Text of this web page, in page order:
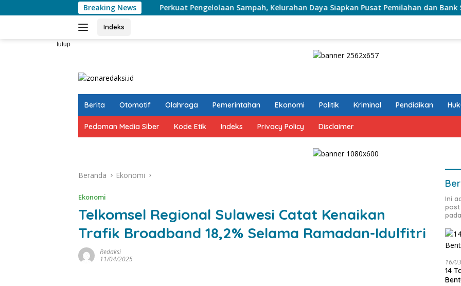
ke
Breaking News
Perkuat Pengelolaan Sampah, Kelurahan Daya Siapkan Pusat Pemilahan dan Bank Sampah Drive-Thru
Indeks
tutup
Berita Otomotif Olahraga Pemerintahan Ekonomi Politik Kriminal Pendidikan
Pedoman Media Siber Kode Etik Indeks Privacy Policy Disclaimer
Beranda Ekonomi
Ekonomi
Telkomsel Regional Sulawesi Catat Kenaikan
Trafik Broadband 18,2% Selama Ramadan-Idulfitri
Redaksi
11/04/2025
Ini
post
16/
14